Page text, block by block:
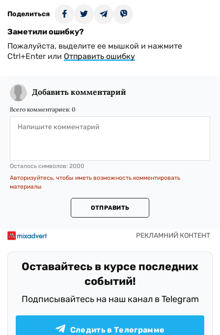
Поделиться
Заметили ошибку?
Пожалуйста, выделите ее мышкой и нажмите
Ctrl+Enter или Отправить ошибку
Добавить комментарий
Всего комментариев: 0
Осталось символов: 2000
Авторизуйтесь, чтобы иметь возможность комментировать
материалы
ОТПРАВИТЬ
Оставайтесь в курсе последних
событий!
Подписывайтесь на наш канал в Telegram
Следить в Телеграмме